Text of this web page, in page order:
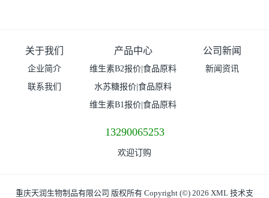
关于我们
企业简介
联系我们
产品中心
维生素B2报价|食品原料
水苏糖报价|食品原料
维生素B1报价|食品原料
公司新闻
新闻资讯
13290065253
欢迎订购
重庆天润生物制品有限公司 版权所有 Copyright (©) 2026 XML 技术支